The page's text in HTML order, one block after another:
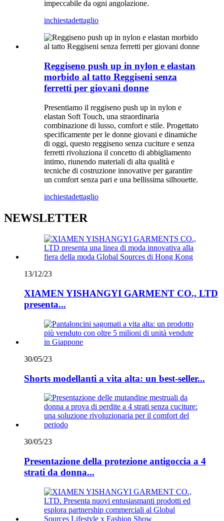
impeccabile da ogni angolazione.
inchiestadettaglio
Reggiseno push up in nylon e elastan
morbido al tatto Reggiseni senza
ferretti per giovani donne
Presentiamo il reggiseno push up in nylon e
elastan Soft Touch, una straordinaria
combinazione di lusso, comfort e stile. Progettato
specificamente per le donne giovani e dinamiche
di oggi, questo reggiseno senza cuciture e senza
ferretti rivoluziona il concetto di abbigliamento
intimo, riunendo materiali di alta qualità e
tecniche di costruzione innovative per garantire
un comfort senza pari e una bellissima silhouette.
inchiestadettaglio
NEWSLETTER
13/12/23
XIAMEN YISHANGYI GARMENT CO., LTD
presenta...
30/05/23
Shorts modellanti a vita alta: un best-seller...
30/05/23
Presentazione della protezione antigoccia a 4
strati da donna...